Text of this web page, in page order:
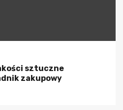
sztuczne
zakupowy